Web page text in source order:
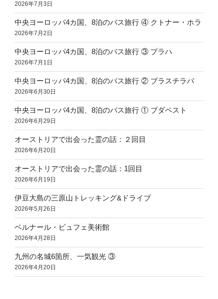
2026年7月3日
中央ヨーロッパ4カ国、8泊のバス旅行 ④ クトナー・ホラ
2026年7月2日
中央ヨーロッパ4カ国、8泊のバス旅行 ③ プラハ
2026年7月1日
中央ヨーロッパ4カ国、8泊のバス旅行 ② ブラスチラバ
2026年6月30日
中央ヨーロッパ4カ国、8泊のバス旅行 ① ブダペスト
2026年6月29日
オーストリアで出会った霊の話：２回目
2026年6月20日
オーストリアで出会った霊の話：1回目
2026年6月19日
伊豆大島の三原山トレッキング&ドライブ
2026年5月26日
ベルナール・ビュフェ美術館
2026年4月28日
九州の名城6箇所、一気観光 ③
2026年4月20日